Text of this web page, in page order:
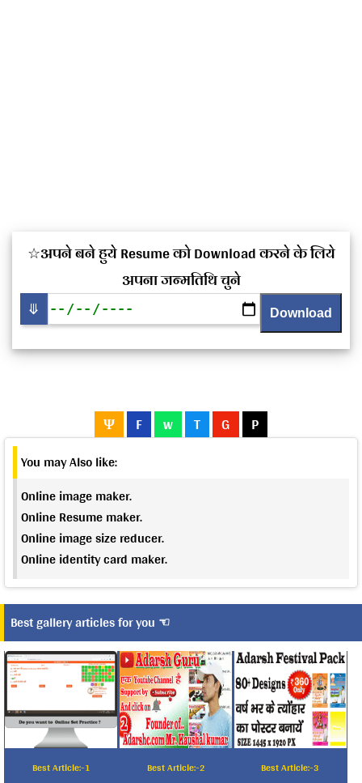
☆अपने बने हुये Resume को Download करने के लिये
अपना जन्मतिथि चुने
⤋
Ψ F w T G P
You may Also like:
Online image maker.
Online Resume maker.
Online image size reducer.
Online identity card maker.
Best gallery articles for you ☜
Best Article:-1 Best Article:-2 Best Article:-3